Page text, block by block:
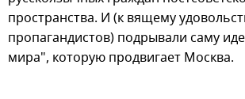
пространства. И (к вящему
пропагандистов) подрывали саму
мира", которую продвигает Москва.